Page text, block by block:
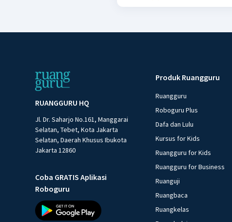
RUANGGURU HQ
Jl. Dr. Saharjo No.161, Manggarai
Selatan, Tebet, Kota Jakarta
Selatan, Daerah Khusus Ibukota
Jakarta 12860
Coba GRATIS Aplikasi
Roboguru
Produk Ruangguru
Ruangguru
Roboguru Plus
Dafa dan Lulu
Kursus for Kids
Ruangguru for Kids
Ruangguru for Business
Ruanguji
Ruangbaca
Ruangkelas